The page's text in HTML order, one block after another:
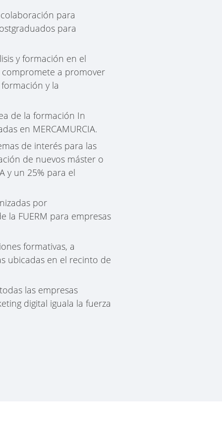
para
para
y formación en el
compromete a promover
y la
de la formación In
en MERCAMURCIA.
de interés para las
de nuevos máster o
y un 25% para el
por
la FUERM para empresas
formativas, a
ubicadas en el recinto de
las empresas
digital iguala la fuerza